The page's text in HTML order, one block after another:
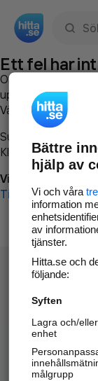
Ett fel har
Om du vill kan du
uppstod så att vi
Vänligen försök
Surfa till
Klicka påTillbaka-
Vi beklagar
Till startsidan
Hitta.se - Gratis
Sök företag,
Hitta
Bättre
hjälp av
Vi och våra
information
av
tjänster.
Hitta.se och
följande:
Syften
Lagra och/
enhet
målgrupp